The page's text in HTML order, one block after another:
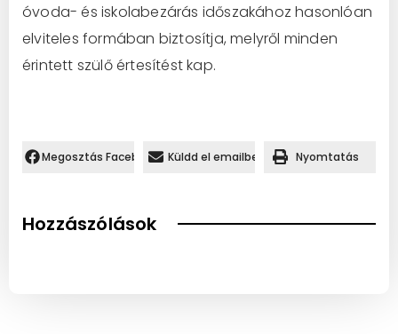
óvoda- és iskolabezárás időszakához hasonlóan
elviteles formában biztosítja, melyről minden
érintett szülő értesítést kap.
Megosztás Facebookon.Küldd el emailben Nyomtatás
Hozzászólások